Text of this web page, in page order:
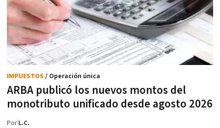
ARBA publicó los nuevos montos del
monotributo unificado desde agosto 2026
IMPUESTOS / Operación única
PorL.C.